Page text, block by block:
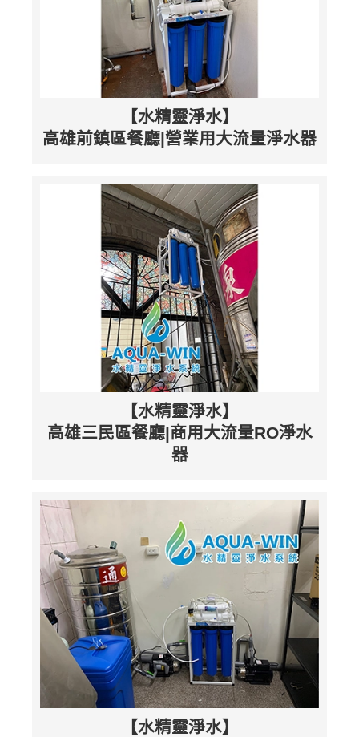
【水精靈淨水】
高雄前鎮區餐廳|營業用大流量淨水器
【水精靈淨水】
高雄三民區餐廳|商用大流量RO淨水
器
【水精靈淨水】